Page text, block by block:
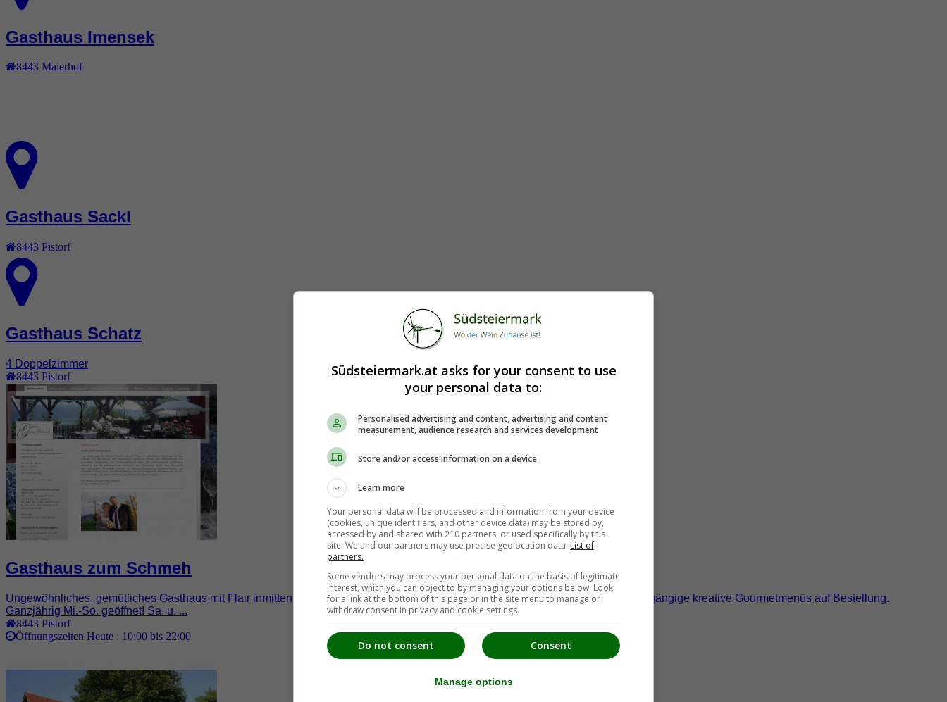
Gasthaus Imensek
8443 Maierhof
Gasthaus Sackl
8443 Pistorf
Gasthaus Schatz
4 Doppelzimmer
8443 Pistorf
Gasthaus zum Schmeh
Ungewöhnliches, gemütliches Gasthaus mit Flair inmitten der Weinberge! Gutbürgerliche Steirische- und Schweizer Küche. Mehrgängige kreative Gourmetmenüs auf Bestellung.
Ganzjährig Mi.-So. geöffnet! Sa. u. ...
8443 Pistorf
Öffnungszeiten Heute : 10:00 bis 22:00
Südsteiermark.at asks for your consent to use
your personal data to:
Personalised advertising and content, advertising and content
measurement, audience research and services development
Store and/or access information on a device
Learn more
Your personal data will be processed and information from your device
(cookies, unique identifiers, and other device data) may be stored by,
accessed by and shared with 210 partners, or used specifically by this
site. We and our partners may use precise geolocation data. List of
partners.
Some vendors may process your personal data on the basis of legitimate
interest, which you can object to by managing your options below. Look
for a link at the bottom of this page or in the site menu to manage or
withdraw consent in privacy and cookie settings.
Consent
Do not consent
Manage options